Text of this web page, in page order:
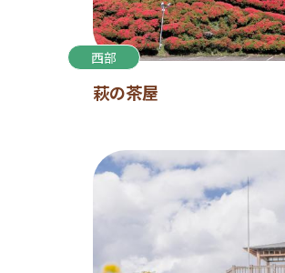
西部
萩の茶屋